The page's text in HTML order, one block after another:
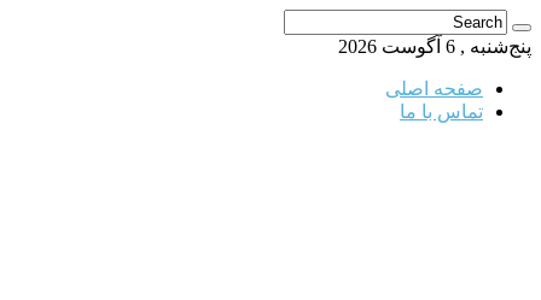
پنج‌شنبه , 6 آگوست 2026
صفحه اصلی
تماس با ما